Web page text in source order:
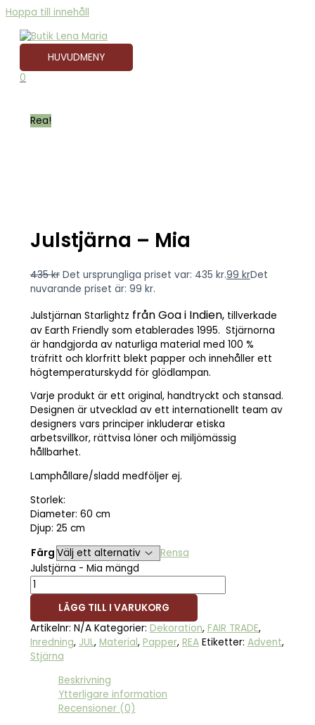
Hoppa till innehåll
HUVUDMENY
0
Rea!
Julstjärna – Mia
435kr Det ursprungliga priset var: 435 kr.99 krDet
nuvarande priset är: 99 kr.
Julstjärnan Starlightz från Goa i Indien, tillverkade
av Earth Friendly som etablerades 1995. Stjärnorna
är handgjorda av naturliga material med 100 %
träfritt och klorfritt blekt papper och innehåller ett
högtemperaturskydd för glödlampan.
Varje produkt är ett original, handtryckt och stansad.
Designen är utvecklad av ett internationellt team av
designers vars principer inkluderar etiska
arbetsvillkor, rättvisa löner och miljömässig
hållbarhet.
Lamphållare/sladd medföljer ej.
Storlek:
Diameter: 60 cm
Djup: 25 cm
Färg
Rensa
Julstjärna - Mia mängd
LÄGG TILL I VARUKORG
Artikelnr: N/A Kategorier: Dekoration, FAIR TRADE,
Inredning, JUL, Material, Papper, REA Etiketter: Advent,
Stjärna
Beskrivning
Ytterligare information
Recensioner (0)